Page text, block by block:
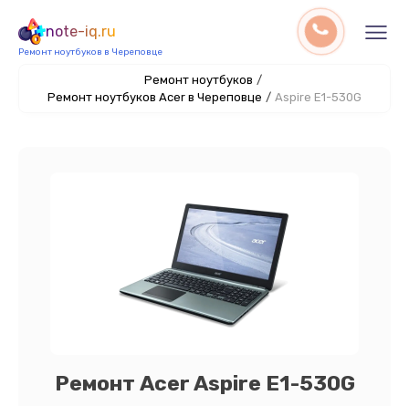
note-iq.ru
Ремонт ноутбуков в Череповце
Ремонт ноутбуков /
Ремонт ноутбуков Acer в Череповце / Aspire E1-530G
Ремонт Acer Aspire E1-530G